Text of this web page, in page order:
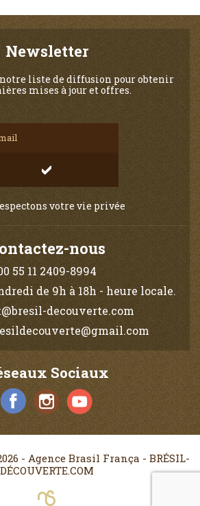
Newsletter
liste de diffusion pour obtenir
mises à jour et offres.
votre vie privée
nous
55 11 2409-8994
de 9h à 18h - heure locale.
decouverte.com
Sociaux
- Agence Brasil França - BRÉSIL-
DÉCOUVERTE.COM